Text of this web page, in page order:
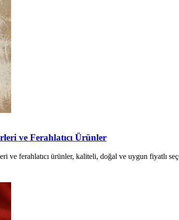
ve Ferahlatıcı Ürünler
ve ferahlatıcı ürünler, kaliteli, doğal ve uygun fiyatlı